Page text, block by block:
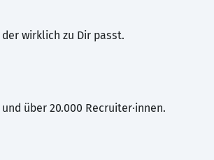
wirklich zu Dir passt.
über 20.000 Recruiter·innen.